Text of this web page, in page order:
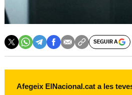
SEGUIR A
Afegeix ElNacional.cat a les